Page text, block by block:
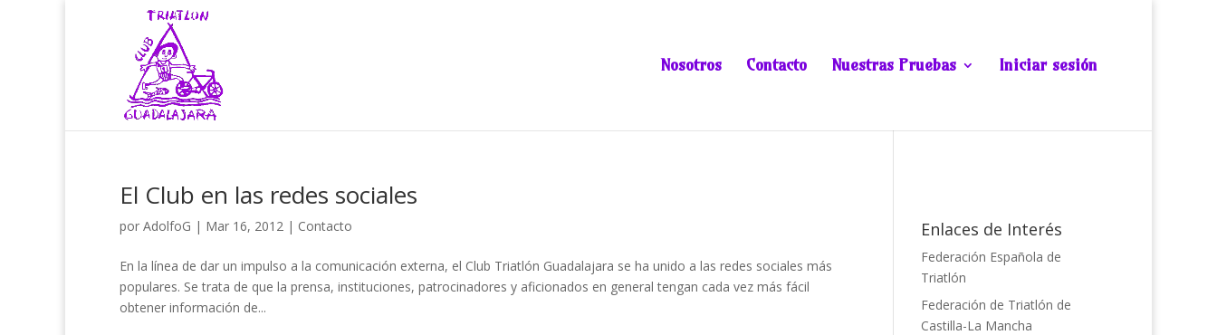
Nosotros Contacto Nuestras Pruebas Iniciar sesión
El Club en las redes sociales
por AdolfoG | Mar 16, 2012 | Contacto
En la línea de dar un impulso a la comunicación externa, el Club Triatlón Guadalajara se ha unido a las redes sociales más
populares. Se trata de que la prensa, instituciones, patrocinadores y aficionados en general tengan cada vez más fácil
obtener información de...
Enlaces de Interés
Federación Española de
Triatlón
Federación de Triatlón de
Castilla-La Mancha